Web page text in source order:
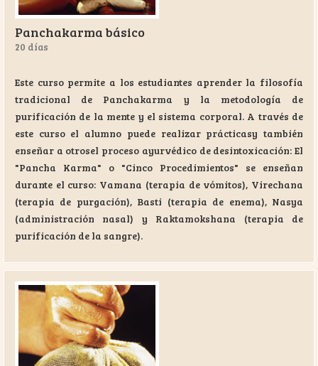
Panchakarma básico
20 días
Este curso permite a los estudiantes aprender la filosofía
tradicional de Panchakarma y la metodología de
purificación de la mente y el sistema corporal. A través de
este curso el alumno puede realizar prácticasy también
enseñar a otrosel proceso ayurvédico de desintoxicación: El
"Pancha Karma" o "Cinco Procedimientos" se enseñan
durante el curso: Vamana (terapia de vómitos), Virechana
(terapia de purgación), Basti (terapia de enema), Nasya
(administración nasal) y Raktamokshana (terapia de
purificación de la sangre).